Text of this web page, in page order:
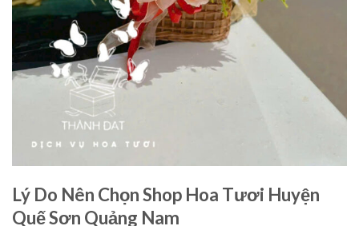
Lý Do Nên Chọn Shop Hoa Tươi Huyện
Quế Sơn Quảng Nam